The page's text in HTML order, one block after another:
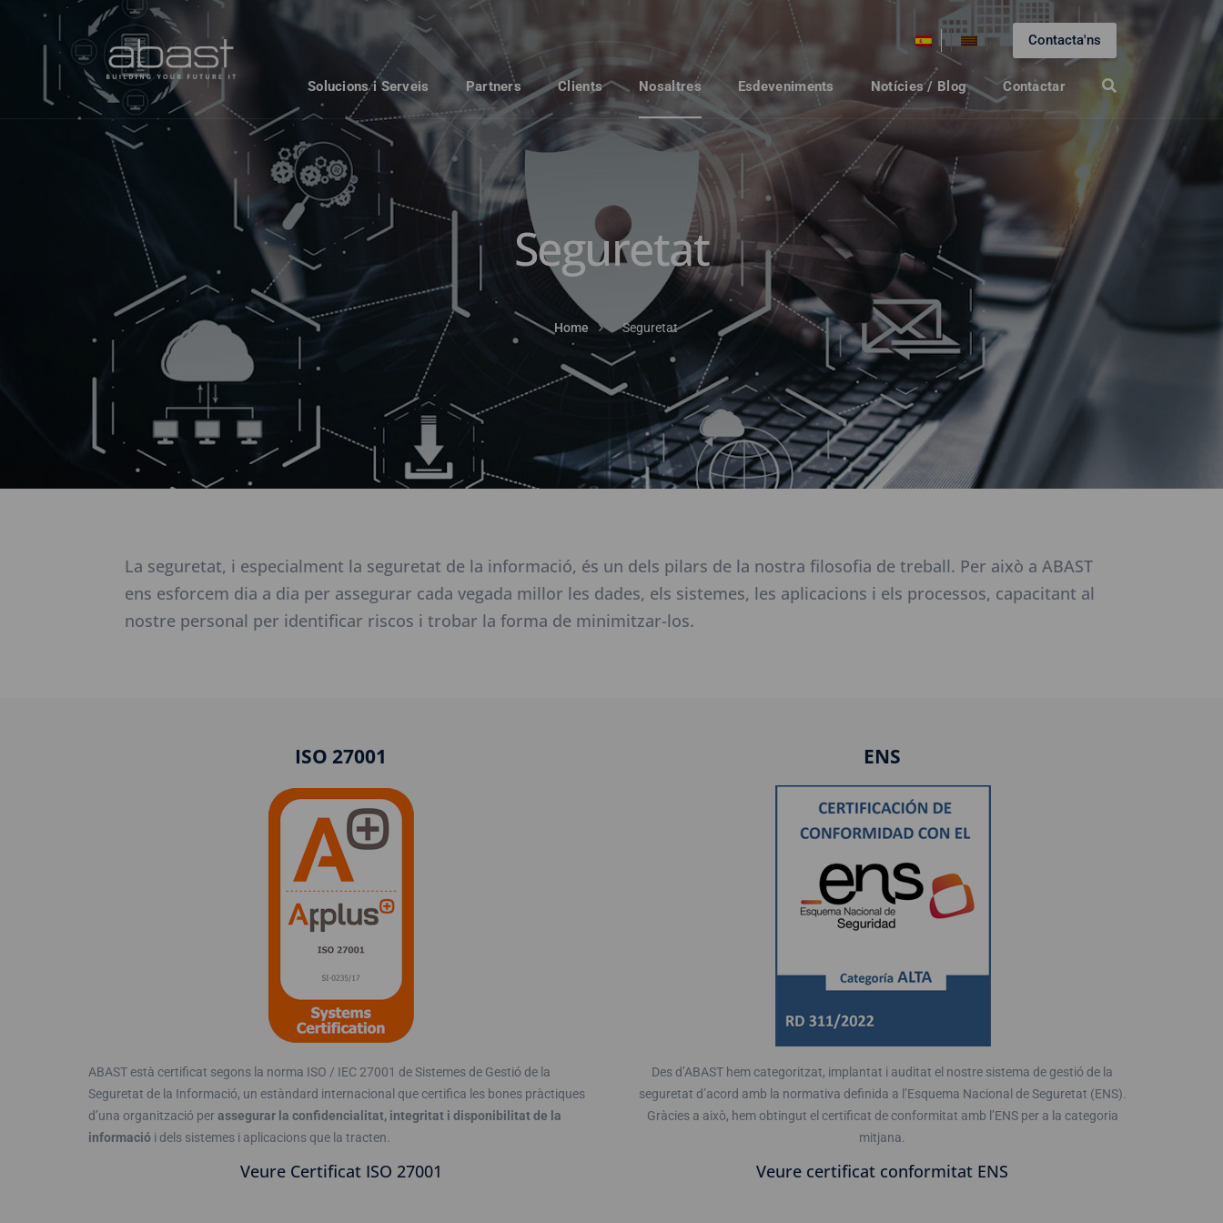
Contacta'ns
Solucions i Serveis Partners Clients Nosaltres Esdeveniments Notícies / Blog Contactar
Seguretat
Home Seguretat
La seguretat, i especialment la seguretat de la informació, és un dels pilars de la nostra filosofia de treball. Per això a ABAST
ens esforcem dia a dia per assegurar cada vegada millor les dades, els sistemes, les aplicacions i els processos, capacitant al
nostre personal per identificar riscos i trobar la forma de minimitzar-los.
ISO 27001
ABAST està certificat segons la norma ISO / IEC 27001 de Sistemes de Gestió de la
Seguretat de la Informació, un estàndard internacional que certifica les bones pràctiques
d’una organització perassegurar la confidencialitat, integritat i disponibilitat de la
informació i dels sistemes i aplicacions que la tracten.
Veure Certificat ISO 27001
ENS
Des d’ABAST hem categoritzat, implantat i auditat el nostre sistema de gestió de la
seguretat d’acord amb la normativa definida a l’Esquema Nacional de Seguretat (ENS).
Gràcies a això, hem obtingut el certificat de conformitat amb l’ENS per a la categoria
mitjana.
Veure certificat conformitat ENS